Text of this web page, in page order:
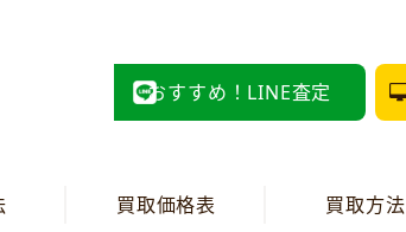
おすすめ！LINE査定
買取価格表 買取方法